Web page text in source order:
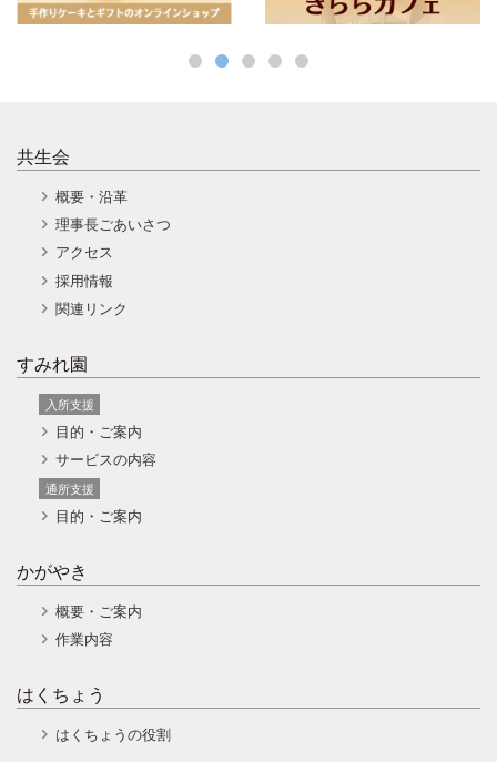
共生会
概要・沿革
理事長ごあいさつ
アクセス
採用情報
関連リンク
すみれ園
入所支援
目的・ご案内
サービスの内容
通所支援
目的・ご案内
かがやき
概要・ご案内
作業内容
はくちょう
はくちょうの役割